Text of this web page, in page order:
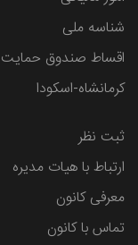
شناسه ملی
اقساط صندوق حمایت
کرمانشاه-اسکودا
ثبت نظر
ارتباط با هیات مدیره
معرفی کانون
تماس با کانون